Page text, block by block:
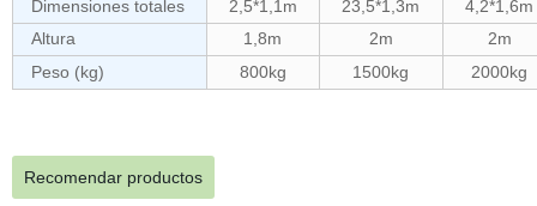
Dimensiones totales
2,5*1,1m 23,5*1,3m
4,2*1,6m
Altura
1,8m 2m
2m
Peso (kg)
800kg 1500kg 2000kg
Recomendar productos